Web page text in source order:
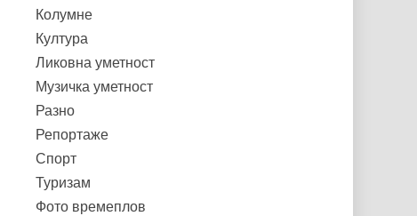
Колумне
Култура
Ликовна уметност
Музичка уметност
Разно
Репортаже
Спорт
Туризам
Фото времеплов